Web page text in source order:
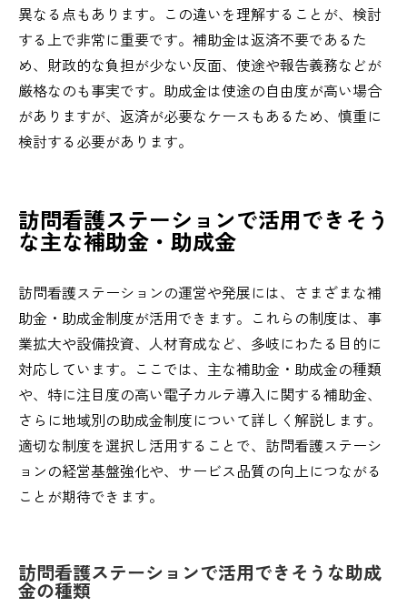
異なる点もあります。この違いを理解することが、検討
する上で非常に重要です。補助金は返済不要であるた
め、財政的な負担が少ない反面、使途や報告義務などが
厳格なのも事実です。助成金は使途の自由度が高い場合
がありますが、返済が必要なケースもあるため、慎重に
検討する必要があります。
訪問看護ステーションで活用できそう
な主な補助金・助成金
訪問看護ステーションの運営や発展には、さまざまな補
助金・助成金制度が活用できます。これらの制度は、事
業拡大や設備投資、人材育成など、多岐にわたる目的に
対応しています。ここでは、主な補助金・助成金の種類
や、特に注目度の高い電子カルテ導入に関する補助金、
さらに地域別の助成金制度について詳しく解説します。
適切な制度を選択し活用することで、訪問看護ステーシ
ョンの経営基盤強化や、サービス品質の向上につながる
ことが期待できます。
訪問看護ステーションで活用できそうな助成
金の種類